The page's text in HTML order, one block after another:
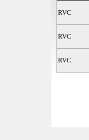
RVC
RVC
RVC